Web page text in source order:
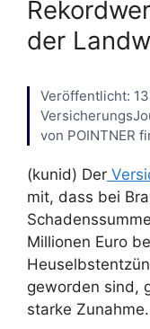
der
Veröffentlicht:
von POINTNER
(kunid) Der
mit, dass bei
Millionen Euro
geworden sind,
starke Zunahme.